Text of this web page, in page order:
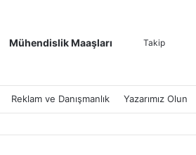
Mühendislik Maaşları Takip
Reklam ve Danışmanlık Yazarımız Olun